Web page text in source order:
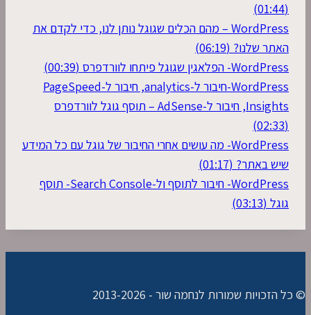
(01:44)
WordPress – מהם הכלים שגוגל נותן לנו, כדי לקדם את
האתר שלנו? (06:19)
WordPress- הפלאגין שגוגל פיתחו לוורדפרס (00:39)
WordPress-חיבור ל-analytics, חיבור ל-PageSpeed
Insights, חיבור ל-AdSense – תוסף גוגל לוורדפרס
(02:33)
WordPress- מה עושים אחרי החיבור של גוגל עם כל המידע
שיש באתר? (01:17)
WordPress- חיבור לתוסף ול-Search Console- תוסף
גוגל (03:13)
© כל הזכויות שמורות לנחמה שור - 2013-2026